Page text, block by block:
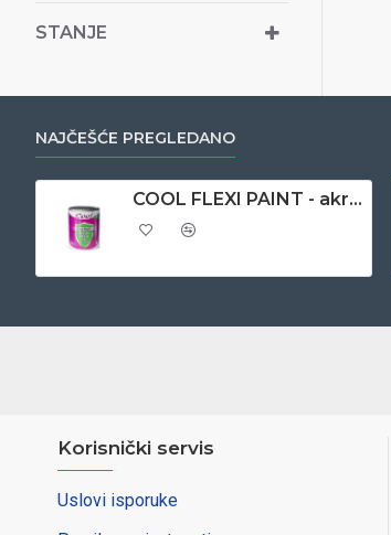
STANJE
NAJČEŠĆE PREGLEDANO
COOL FLEXI PAINT - akrilna boja za PVC stolariju 0,65 lit - antracit
Korisnički servis
Uslovi isporuke